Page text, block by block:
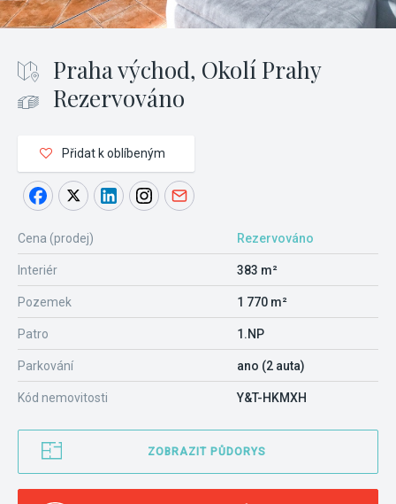
Praha východ, Okolí Prahy
Rezervováno
Přidat k oblíbeným
Cena (prodej) Rezervováno
Interiér 383 m²
Pozemek 1 770 m²
Patro 1.NP
Parkování ano (2 auta)
Kód nemovitosti Y&T-HKMXH
ZOBRAZIT PŮDORYS